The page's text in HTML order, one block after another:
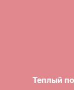
Теплый